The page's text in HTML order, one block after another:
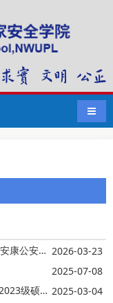
导航
教学管理||我院研究生赴西安铁路公安局安康公安处开展实习实训 2026-03-23
2025-07-08
国家安全学院（反恐怖主义法学院）召开2023级硕士研究生实训动员大会 2025-03-04